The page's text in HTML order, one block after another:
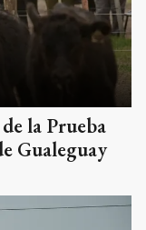
la Prueba
Gualeguay